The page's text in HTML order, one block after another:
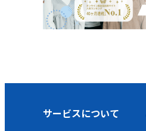
サービスについて